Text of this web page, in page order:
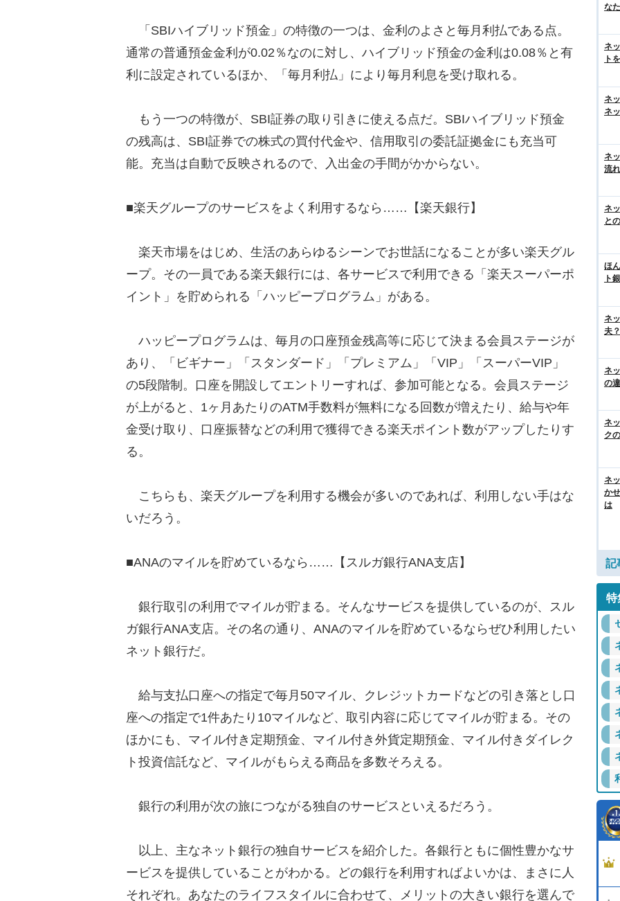
「SBIハイブリッド預金」の特徴の一つは、金利のよさと毎月利払である点。
通常の普通預金金利が0.02％なのに対し、ハイブリッド預金の金利は0.08％と有
利に設定されているほか、「毎月利払」により毎月利息を受け取れる。
もう一つの特徴が、SBI証券の取り引きに使える点だ。SBIハイブリッド預金
の残高は、SBI証券での株式の買付代金や、信用取引の委託証拠金にも充当可
能。充当は自動で反映されるので、入出金の手間がかからない。
■楽天グループのサービスをよく利用するなら……【楽天銀行】
楽天市場をはじめ、生活のあらゆるシーンでお世話になることが多い楽天グル
ープ。その一員である楽天銀行には、各サービスで利用できる「楽天スーパーポ
イント」を貯められる「ハッピープログラム」がある。
ハッピープログラムは、毎月の口座預金残高等に応じて決まる会員ステージが
あり、「ビギナー」「スタンダード」「プレミアム」「VIP」「スーパーVIP」
の5段階制。口座を開設してエントリーすれば、参加可能となる。会員ステージ
が上がると、1ヶ月あたりのATM手数料が無料になる回数が増えたり、給与や年
金受け取り、口座振替などの利用で獲得できる楽天ポイント数がアップしたりす
る。
こちらも、楽天グループを利用する機会が多いのであれば、利用しない手はな
いだろう。
■ANAのマイルを貯めているなら……【スルガ銀行ANA支店】
銀行取引の利用でマイルが貯まる。そんなサービスを提供しているのが、スル
ガ銀行ANA支店。その名の通り、ANAのマイルを貯めているならぜひ利用したい
ネット銀行だ。
給与支払口座への指定で毎月50マイル、クレジットカードなどの引き落とし口
座への指定で1件あたり10マイルなど、取引内容に応じてマイルが貯まる。その
ほかにも、マイル付き定期預金、マイル付き外貨定期預金、マイル付きダイレク
ト投資信託など、マイルがもらえる商品を多数そろえる。
銀行の利用が次の旅につながる独自のサービスといえるだろう。
以上、主なネット銀行の独自サービスを紹介した。各銀行ともに個性豊かなサ
ービスを提供していることがわかる。どの銀行を利用すればよいかは、まさに人
それぞれ。あなたのライフスタイルに合わせて、メリットの大きい銀行を選んで
な
ネ
ト
ネ
ネ
ネ
流
ネ
と
ほ
ト
ネ
夫
ネ
の
ネ
ク
ネ
か
は
記
特